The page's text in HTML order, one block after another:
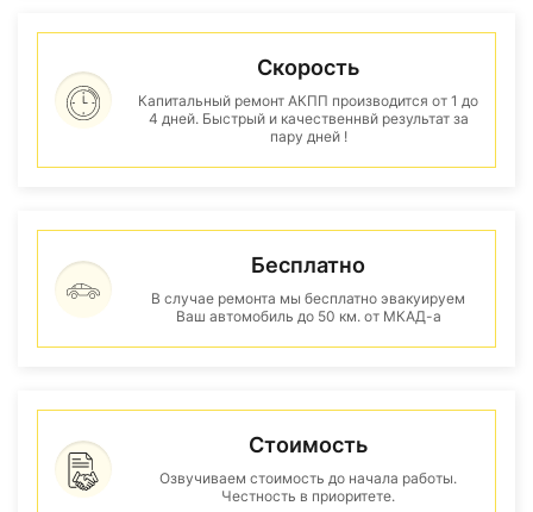
Скорость
Капитальный ремонт АКПП производится от 1 до
4 дней. Быстрый и качественнвй результат за
пару дней !
Бесплатно
В случае ремонта мы бесплатно эвакуируем
Ваш автомобиль до 50 км. от МКАД-а
Стоимость
Озвучиваем стоимость до начала работы.
Честность в приоритете.